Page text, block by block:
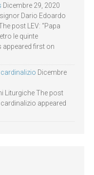
Dicembre 29, 2020
Dario Edoardo
post LEV: “Papa
le quinte
appeared first on
Dicembre
Liturgiche The post
appeared